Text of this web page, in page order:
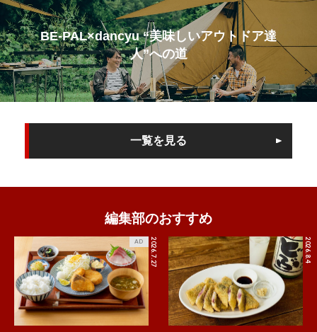
BE-PAL×dancyu “美味しいアウトドア達
人”への道
一覧を見る
編集部のおすすめ
2026.7.27
AD 2026.8.4